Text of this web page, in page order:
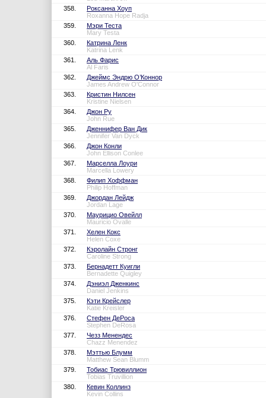
358.
Роксанна Хоуп
Roxanna Hope Radja
359.
Мэри Теста
Mary Testa
360.
Катрина Ленк
Katrina Lenk
361.
Аль Фарис
Al Faris
362.
Джеймс Эндрю О’Коннор
James Andrew O'Connor
363.
Кристин Нилсен
Kristine Nielsen
364.
Джон Ру
John Rue
365.
Дженнифер Ван Дик
Jennifer Van Dyck
366.
Джон Конли
John Ellison Conlee
367.
Марселла Лоури
Marcella Lowery
368.
Филип Хоффман
Philip Hoffman
369.
Джордан Лейдж
Jordan Lage
370.
Маурицио Овейлл
Mauricio Ovalle
371.
Хелен Кокс
Helen Coxe
372.
Кэролайн Стронг
Caroline Strong
373.
Бернадетт Куигли
Bernadette Quigley
374.
Дэниэл Дженкинс
Daniel Jenkins
375.
Кэти Крейслер
Katie Kreisler
376.
Стефен ДеРоса
Stephen DeRosa
377.
Чезз Менендес
Chazz Menendez
378.
Мэттью Блумм
Matthew Sean Blumm
379.
Тобиас Трювиллион
Tobias Truvillion
380.
Кевин Коллинз
Kevin Collins